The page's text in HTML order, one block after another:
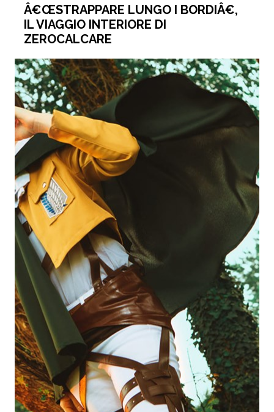
Â€ŒSTRAPPARE LUNGO I BORDIÂ€,
IL VIAGGIO INTERIORE DI
ZEROCALCARE